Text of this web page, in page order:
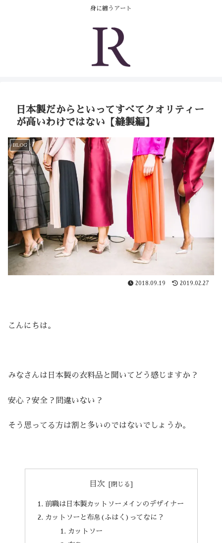
身に纏うアート
日本製だからといってすべてクオリティー
が高いわけではない【縫製編】
BLOG
2018.09.19 2019.02.27
こんにちは。
みなさんは 日本製の衣料品 と聞いてどう感じますか？
安心？安全？間違いない？
そう思ってる方は割と多いのではないでしょうか。
目次
前職は日本製カットソーメインのデザイナー
カットソーと布帛(ふはく)ってなに？
カットソー